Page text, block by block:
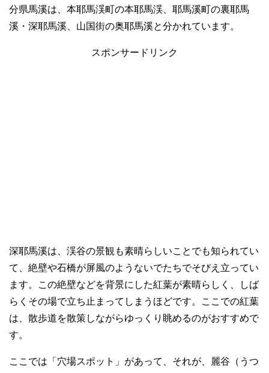
分県馬溪は、本耶馬渓町の本耶馬渓、耶馬溪町の裏耶馬
溪・深耶馬溪、山国街の奥耶馬溪と分かれています。
スポンサードリンク
深耶馬溪は、渓谷の景観も素晴らしいことでも知られてい
て、絶壁や石橋が屏風のようないでたちでそびえ立ってい
ます。この絶壁などを背景にした紅葉が素晴らしく、しば
らくその場で立ち止まってしまうほどです。ここでの紅葉
は、散歩道を散策しながらゆっくり眺めるのがおすすめで
す。
ここでは「穴場スポット」があって、それが、麗谷（うつ